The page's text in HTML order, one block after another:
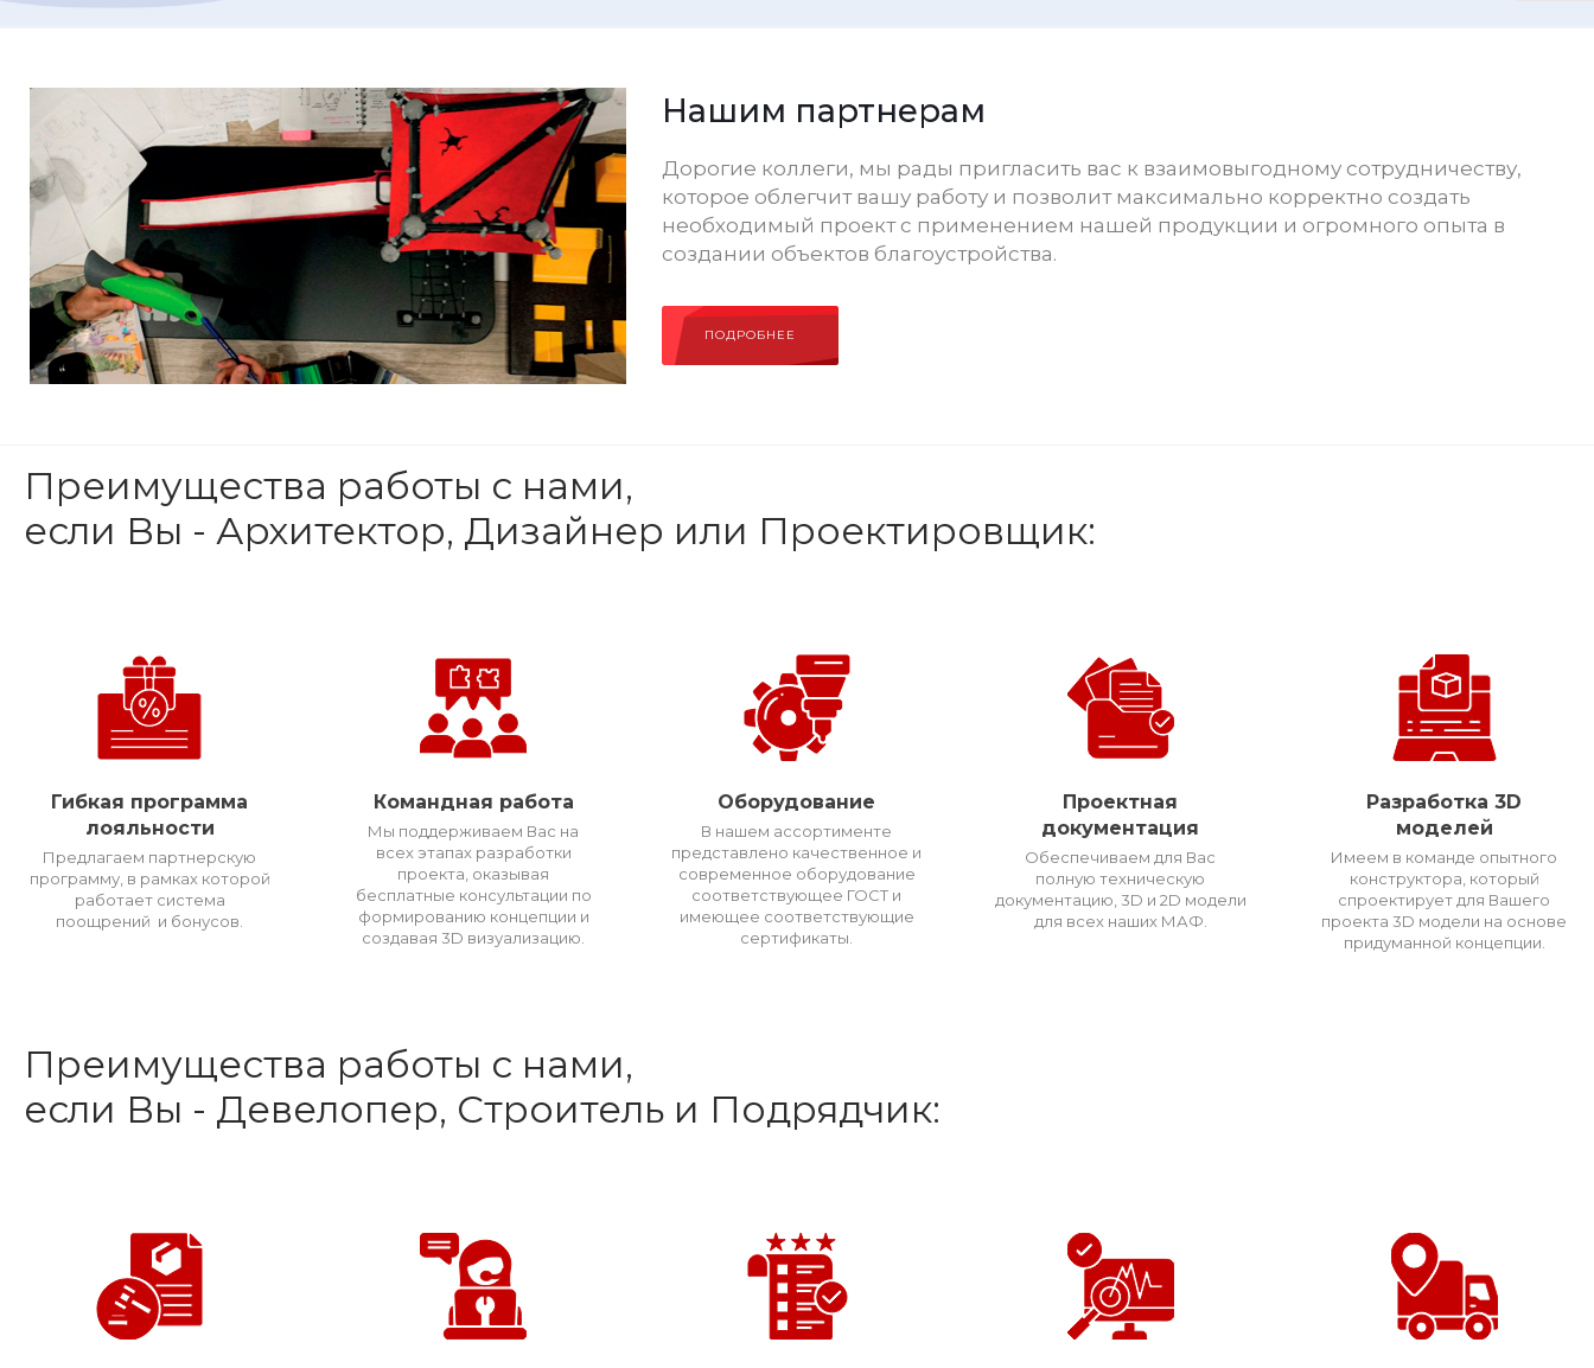
Нашим партнерам
Дорогие коллеги, мы рады пригласить вас к взаимовыгодному сотрудничеству,
которое облегчит вашу работу и позволит максимально корректно создать
необходимый проект с применением нашей продукции и огромного опыта в
создании объектов благоустройства.
ПОДРОБНЕЕ
Преимущества работы с нами,
если Вы - Архитектор, Дизайнер или Проектировщик:
Гибкая программа
лояльности
Предлагаем партнерскую
программу, в рамках которой
работает система
поощрений и бонусов.
Командная работа
Мы поддерживаем Вас на
всех этапах разработки
проекта, оказывая
бесплатные консультации по
формированию концепции и
создавая 3D визуализацию.
Оборудование
В нашем ассортименте
представлено качественное и
современное оборудование
соответствующее ГОСТ и
имеющее соответствующие
сертификаты.
Проектная
документация
Обеспечиваем для Вас
полную техническую
документацию, 3D и 2D модели
для всех наших МАФ.
Разработка 3D
моделей
Имеем в команде опытного
конструктора, который
спроектирует для Вашего
проекта 3D модели на основе
придуманной концепции.
Преимущества работы с нами,
если Вы - Девелопер, Строитель и Подрядчик: